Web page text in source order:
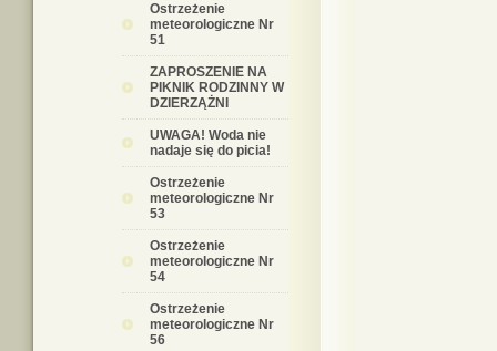
Ostrzeżenie
meteorologiczne Nr
51
ZAPROSZENIE NA
PIKNIK RODZINNY W
DZIERZĄŻNI
UWAGA! Woda nie
nadaje się do picia!
Ostrzeżenie
meteorologiczne Nr
53
Ostrzeżenie
meteorologiczne Nr
54
Ostrzeżenie
meteorologiczne Nr
56